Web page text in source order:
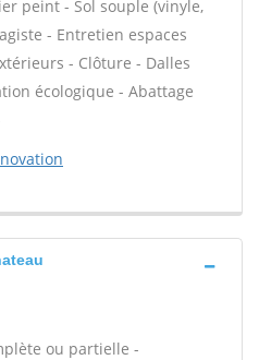
peint - Sol souple (vinyle,
- Entretien espaces
- Clôture - Dalles
écologique - Abattage
ou partielle -